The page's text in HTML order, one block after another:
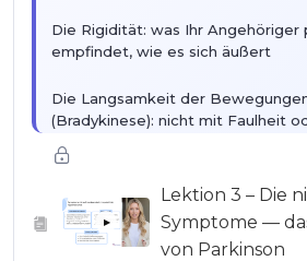
Die Rigidität: was Ihr Angehöriger
empfindet, wie es sich äußert
Die Langsamkeit der
(Bradykinese): nicht mit Faulheit
Das Freezing: diese plötzlichen
beim Gehen, die Angst machen
sind
▶
Lektion 3 – Die
Symptome —
von Parkinson